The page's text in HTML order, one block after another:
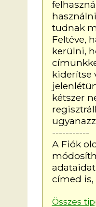
tudnak
Feltéve,
kerülni,
kiderítse
kétszer
-----------
A Fiók
címed is,
Összes